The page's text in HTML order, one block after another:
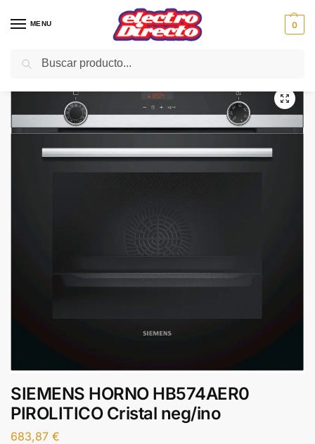
MENU 0
Inicio Gama blanca Hornos
SIEMENS HORNO HB574AER0
PIROLITICO Cristal neg/ino
683,87 €